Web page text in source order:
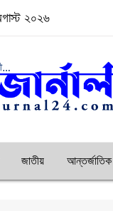
২০২৬
জাতীয় আন্তর্জাতিক